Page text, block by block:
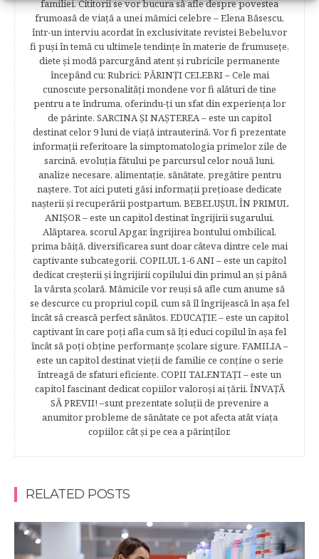
familiei. Cititorii se vor bucura să afle despre povestea
frumoasă de viață a unei mămici celebre – Elena Băsescu,
într-un interviu acordat în exclusivitate revistei Bebelu,vor
fi puşi în temă cu ultimele tendinţe în materie de frumuseţe,
diete şi modă parcurgând atent şi rubricile permanente
începând cu: Rubrici: PĂRINŢI CELEBRI – Cele mai
cunoscute personalităţi mondene vor fi alături de tine
pentru a te îndruma, oferindu-ţi un sfat din experienţa lor
de părinte. SARCINA ŞI NAŞTEREA – este un capitol
destinat celor 9 luni de viaţă intrauterină. Vor fi prezentate
informaţii referitoare la simptomatologia primelor zile de
sarcină, evoluţia fătului pe parcursul celor nouă luni,
analize necesare, alimentaţie, sănătate, pregătire pentru
naştere. Tot aici puteti găsi informaţii preţioase dedicate
naşterii şi recuperării postpartum. BEBELUŞUL ÎN PRIMUL
ANIŞOR – este un capitol destinat îngrijirii sugarului.
Alăptarea, scorul Apgar, îngrijirea bontului ombilical,
prima băiţă, diversificarea sunt doar câteva dintre cele mai
captivante subcategorii. COPILUL 1-6 ANI – este un capitol
dedicat creşterii şi îngrijirii copilului din primul an şi până
la vârsta şcolară. Mămicile vor reuşi să afle cum anume să
se descurce cu propriul copil, cum să îl îngrijească în aşa fel
încât să crească perfect sănătos. EDUCAŢIE – este un capitol
captivant în care poţi afla cum să îţi educi copilul în aşa fel
încât să poţi obţine performanţe şcolare sigure. FAMILIA –
este un capitol destinat vieţii de familie ce conţine o serie
întreagă de sfaturi eficiente. COPII TALENTAŢI – este un
capitol fascinant dedicat copiilor valoroși ai țării. ÎNVAŢĂ
SĂ PREVII! –sunt prezentate soluţii de prevenire a
anumitor probleme de sănătate ce pot afecta atât viaţa
copiilor, cât şi pe cea a părinţilor.
RELATED POSTS